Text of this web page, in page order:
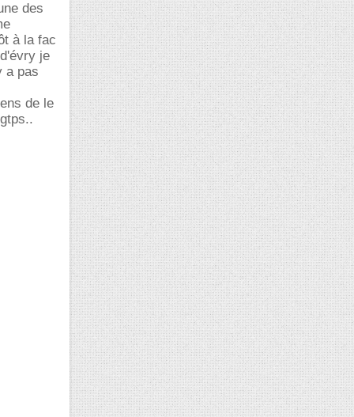
des
à la fac
je
a pas
de le